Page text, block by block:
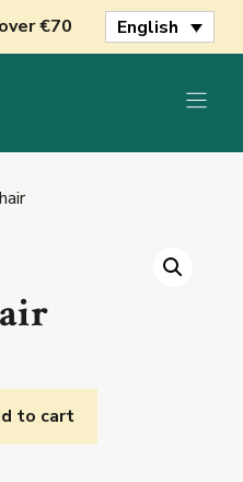
€70 English
to cart